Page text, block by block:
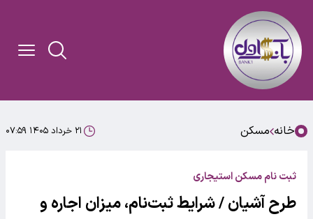
خانه مسکن ۲۱ خرداد ۱۴۰۵ ۰۷:۵۹
ثبت نام مسکن استیجاری
طرح آشیان / شرایط ثبت‌نام، میزان اجاره و